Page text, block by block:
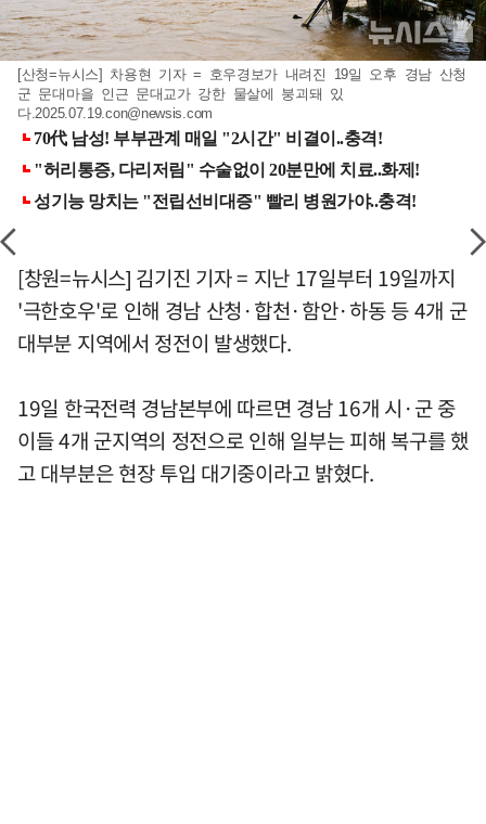
[산청=뉴시스] 차용현 기자 = 호우경보가 내려진 19일 오후 경남 산청
군 문대마을 인근 문대교가 강한 물살에 붕괴돼 있
다.2025.07.19.con@newsis.com
[창원=뉴시스] 김기진 기자 = 지난 17일부터 19일까지
'극한호우'로 인해 경남 산청·합천·함안·하동 등 4개 군
대부분 지역에서 정전이 발생했다.
19일 한국전력 경남본부에 따르면 경남 16개 시·군 중
이들 4개 군지역의 정전으로 인해 일부는 피해 복구를 했
고 대부분은 현장 투입 대기중이라고 밝혔다.